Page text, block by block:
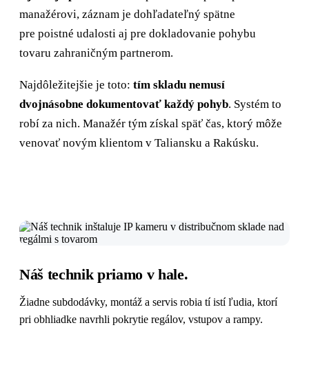
manažérovi, záznam je dohľadateľný spätne
pre poistné udalosti aj pre dokladovanie pohybu
tovaru zahraničným partnerom.
Najdôležitejšie je toto: tím skladu nemusí
dvojnásobne dokumentovať každý pohyb. Systém to
robí za nich. Manažér tým získal späť čas, ktorý môže
venovať novým klientom v Taliansku a Rakúsku.
Náš technik priamo v hale.
Žiadne subdodávky, montáž a servis robia tí istí ľudia, ktorí
pri obhliadke navrhli pokrytie regálov, vstupov a rampy.